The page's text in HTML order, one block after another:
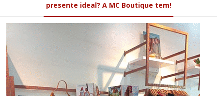
presente ideal? A MC Boutique tem!